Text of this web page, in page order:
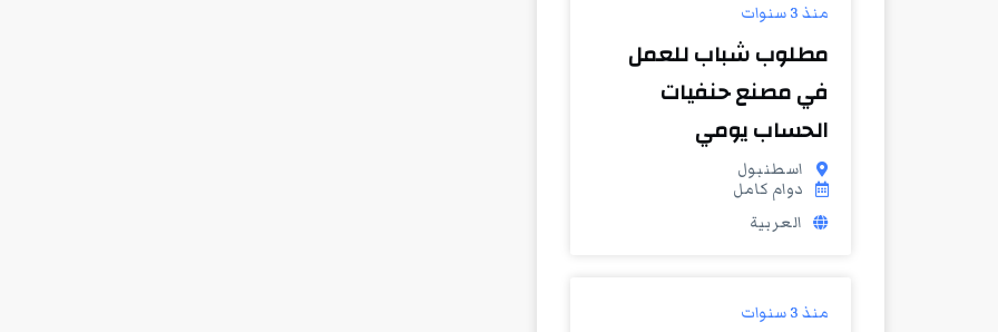
منذ 3 سنوات
مطلوب شباب للعمل
في مصنع حنفيات
الحساب يومي
اسطنبول
دوام كامل
العربية
منذ 3 سنوات